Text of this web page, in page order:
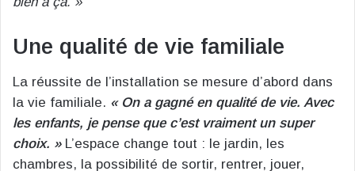
Une qualité de vie familiale
La réussite de l’installation se mesure d’abord dans
la vie familiale. « On a gagné en qualité de vie. Avec
les enfants, je pense que c’est vraiment un super
choix. »L’espace change tout : le jardin, les
chambres, la possibilité de sortir, rentrer, jouer,